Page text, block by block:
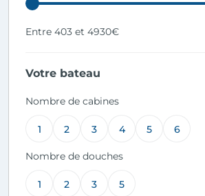
Entre 403 et 4930€
Votre bateau
Nombre de cabines
1 2 3 4 5 6
Nombre de douches
1 2 3 5